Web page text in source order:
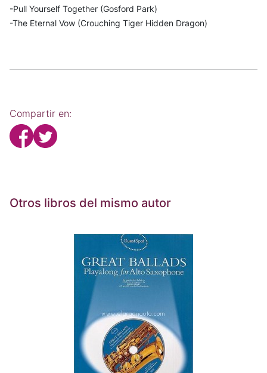
-Pull Yourself Together (Gosford Park)
-The Eternal Vow (Crouching Tiger Hidden Dragon)
Compartir en:
Otros libros del mismo autor